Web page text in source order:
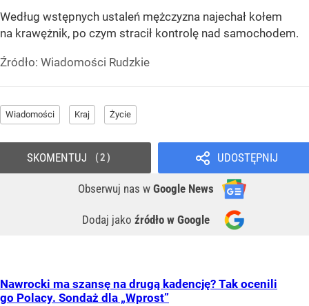
Według wstępnych ustaleń mężczyzna najechał kołem
na krawężnik, po czym stracił kontrolę nad samochodem.
Źródło: Wiadomości Rudzkie
Wiadomości Kraj Życie
UDOSTĘPNIJ
Obserwuj nas w Google News
Dodaj jako źródło w Google
SKOMENTUJ 2
Nawrocki ma szansę na drugą kadencję? Tak ocenili
go Polacy. Sondaż dla „Wprost”